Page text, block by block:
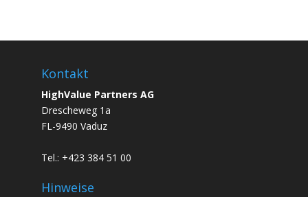
Kontakt
HighValue Partners AG
Drescheweg 1a
FL-9490 Vaduz
Tel.: +423 384 51 00
Hinweise